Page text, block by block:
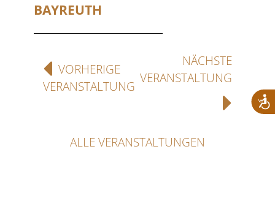
BAYREUTH
VORHERIGE
VERANSTALTUNG
NÄCHSTE
VERANSTALTUNG
ALLE VERANSTALTUNGEN